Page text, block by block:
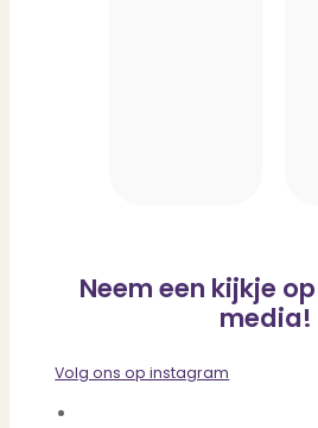
Neem een kijkje
media!
Volg ons op instagram